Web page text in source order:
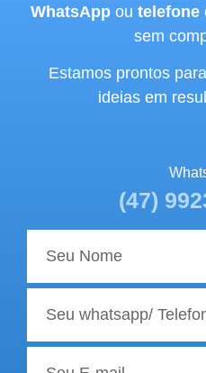
WhatsApp ou telefone
sem
Estamos prontos
ideias em
(47)